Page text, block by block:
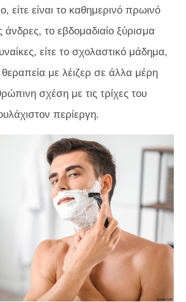
είτε είναι το καθημερινό πρωινό
άνδρες, το εβδομαδιαίο ξύρισμα
είτε το σχολαστικό μάδημα,
με λέιζερ σε άλλα μέρη
σχέση με τις τρίχες του
περίεργη.